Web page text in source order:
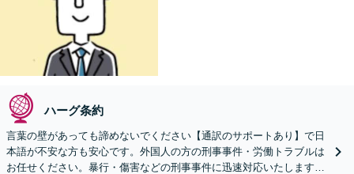
ハーグ条約
言葉の壁があっても諦めないでください【通訳のサポートあり】で日
本語が不安な方も安心です。外国人の方の刑事事件・労働トラブルは
お任せください。暴行・傷害などの刑事事件に迅速対応いたします。